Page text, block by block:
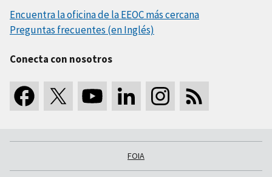
Encuentra la oficina de la EEOC más cercana
Preguntas frecuentes (en Inglés)
Conecta con nosotros
FOIA